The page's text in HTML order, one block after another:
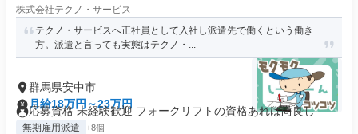
株式会社テクノ・サービス
テクノ・サービスへ正社員として入社し派遣先で働くという働き
方。派遣と言っても実態はテクノ・...
群馬県安中市
月給18万円～23万円
応募資格 未経験歓迎 フォークリフトの資格あれば尚良し
無期雇用派遣 +8個